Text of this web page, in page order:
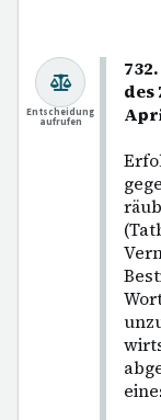
des
Entscheidung
aufrufen